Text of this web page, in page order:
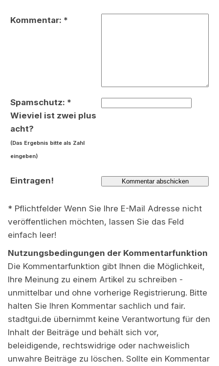
Kommentar: *
Spamschutz: *
Wieviel ist zwei plus
acht?
(Das Ergebnis bitte als Zahl
eingeben)
Eintragen!
* Pflichtfelder Wenn Sie Ihre E-Mail Adresse nicht
veröffentlichen möchten, lassen Sie das Feld
einfach leer!
Nutzungsbedingungen der Kommentarfunktion
Die Kommentarfunktion gibt Ihnen die Möglichkeit,
Ihre Meinung zu einem Artikel zu schreiben -
unmittelbar und ohne vorherige Registrierung. Bitte
halten Sie Ihren Kommentar sachlich und fair.
stadtgui.de übernimmt keine Verantwortung für den
Inhalt der Beiträge und behält sich vor,
beleidigende, rechtswidrige oder nachweislich
unwahre Beiträge zu löschen. Sollte ein Kommentar